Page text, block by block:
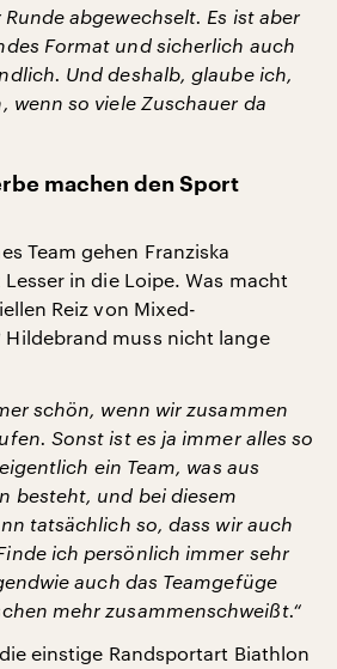
abgewechselt. Es ist aber
Format und sicherlich auch
Und deshalb, glaube ich,
wenn so viele Zuschauer da
machen den Sport
Team gehen Franziska
in die Loipe. Was macht
Reiz von Mixed-
Hildebrand muss nicht lange
schön, wenn wir zusammen
Sonst ist es ja immer alles so
ein Team, was aus
besteht, und bei diesem
tatsächlich so, dass wir auch
ich persönlich immer sehr
auch das Teamgefüge
mehr zusammenschweißt.“
einstige Randsportart Biathlon